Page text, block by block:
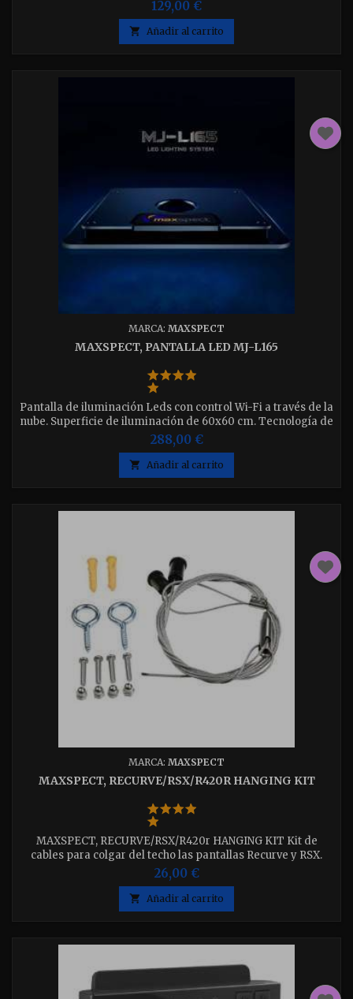
y tiene una construcción completamente sellada para una
máxima seguridad. Además, su diseño de refrigeración
pasiva sin ventilador le permite funcionar de forma
129,00 €
 Añadir al carrito
MARCA: MAXSPECT
MAXSPECT, PANTALLA LED MJ-L165
Pantalla de iluminación Leds con control Wi-Fi a través de la
nube. Superficie de iluminación de 60x60 cm. Tecnología de
temperatura de color multifase. Led de luz de luna y ciclo
lunar automático. Potencia 65w, Para tanques de 30 - 60cm,
Dimensiones 222 × 176 × 32 mm Espectro completo con
potencia máxima sin pérdida de rendimiento entre colores.
288,00 €
 Añadir al carrito
MARCA: MAXSPECT
MAXSPECT, RECURVE/RSX/R420R HANGING KIT
MAXSPECT, RECURVE/RSX/R420r HANGING KIT Kit de
cables para colgar del techo las pantallas Recurve y RSX.
26,00 €
 Añadir al carrito